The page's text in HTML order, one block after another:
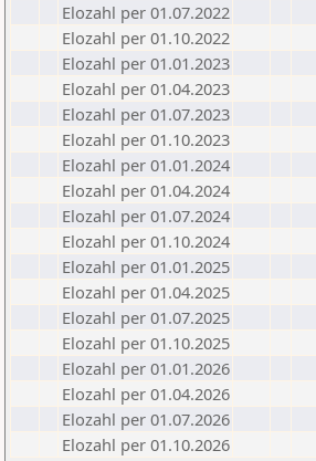
Elozahl per 01.07.2022
Elozahl per 01.10.2022
Elozahl per 01.01.2023
Elozahl per 01.04.2023
Elozahl per 01.07.2023
Elozahl per 01.10.2023
Elozahl per 01.01.2024
Elozahl per 01.04.2024
Elozahl per 01.07.2024
Elozahl per 01.10.2024
Elozahl per 01.01.2025
Elozahl per 01.04.2025
Elozahl per 01.07.2025
Elozahl per 01.10.2025
Elozahl per 01.01.2026
Elozahl per 01.04.2026
Elozahl per 01.07.2026
Elozahl per 01.10.2026